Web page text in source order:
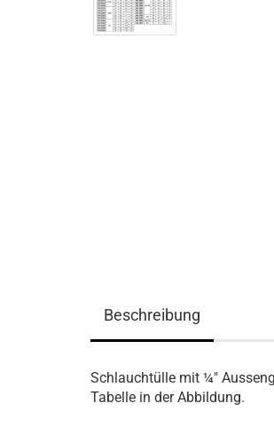
Beschreibung
Schlauchtülle mit ¼"
Tabelle in der Abbildung.